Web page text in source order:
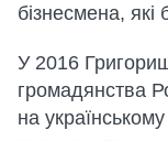
бізнесмена, які
У 2016
громадянства
на